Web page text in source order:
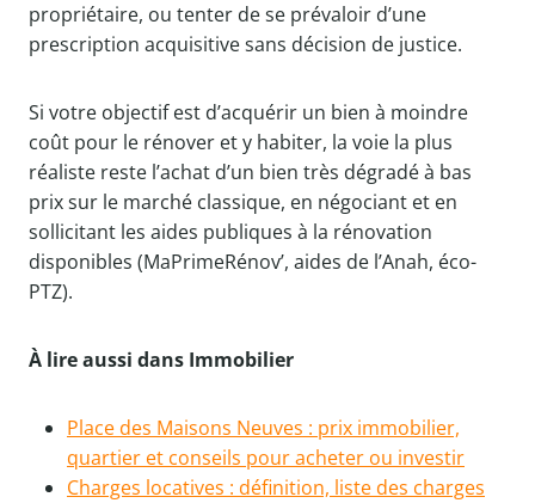
propriétaire, ou tenter de se prévaloir d’une
prescription acquisitive sans décision de justice.
Si votre objectif est d’acquérir un bien à moindre
coût pour le rénover et y habiter, la voie la plus
réaliste reste l’achat d’un bien très dégradé à bas
prix sur le marché classique, en négociant et en
sollicitant les aides publiques à la rénovation
disponibles (MaPrimeRénov’, aides de l’Anah, éco-
PTZ).
À lire aussi dans Immobilier
Place des Maisons Neuves : prix immobilier,
quartier et conseils pour acheter ou investir
Charges locatives : définition, liste des charges